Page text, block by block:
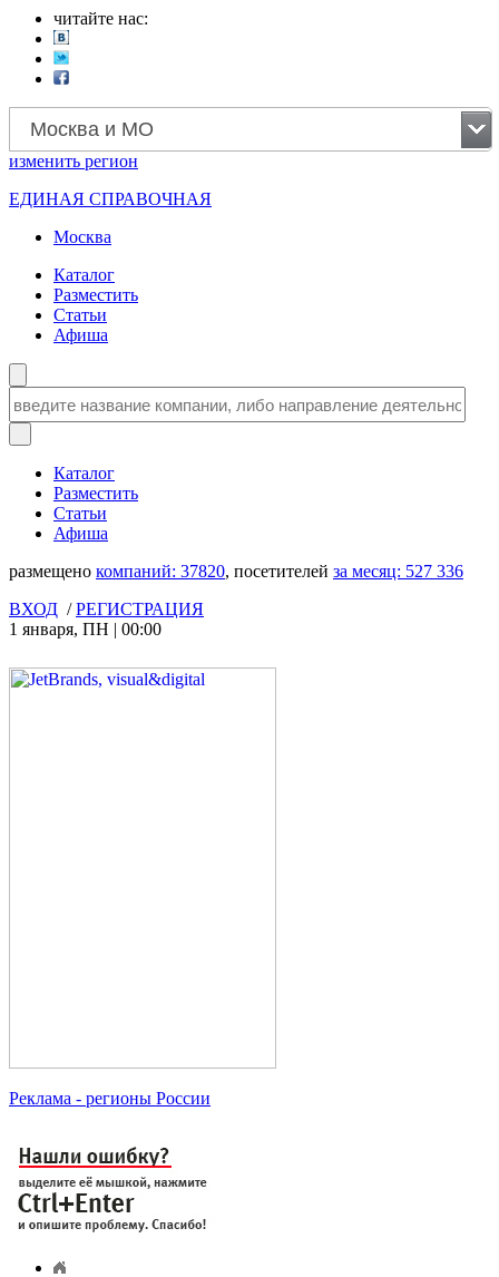
читайте нас:
Москва и МО
изменить регион
ЕДИНАЯ СПРАВОЧНАЯ
Москва
Каталог
Разместить
Статьи
Афиша
Каталог
Разместить
Статьи
Афиша
размещено компаний: 37820, посетителей за месяц: 527 336
ВХОД /РЕГИСТРАЦИЯ
1 января, ПН | 00:00
Реклама - регионы России